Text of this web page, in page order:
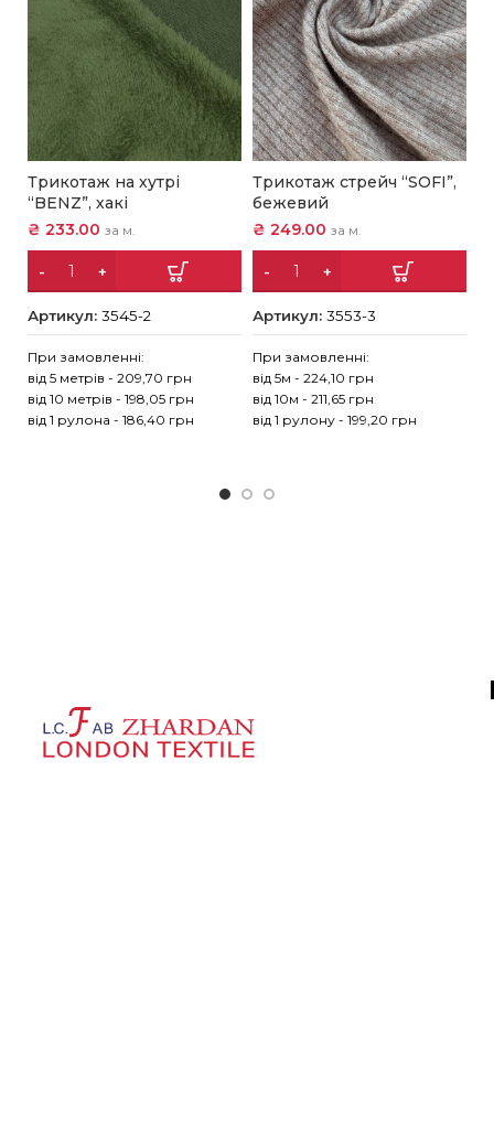
Трикотаж на хутрі
“BENZ”, хакі
₴ 233.00 за м.
Артикул:3545-2
При замовленні:
від 5 метрів - 209,70 грн
від 10 метрів - 198,05 грн
від 1 рулона - 186,40 грн
Трикотаж стрейч “SOFI”,
бежевий
₴ 249.00 за м.
Артикул: 3553-3
При замовленні:
від 5м - 224,10 грн
від 10м - 211,65 грн
від 1 рулону - 199,20 грн